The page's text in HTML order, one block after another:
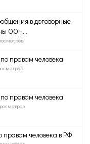
в договорные
ООН...
правам человека
правам человека
человека в РФ